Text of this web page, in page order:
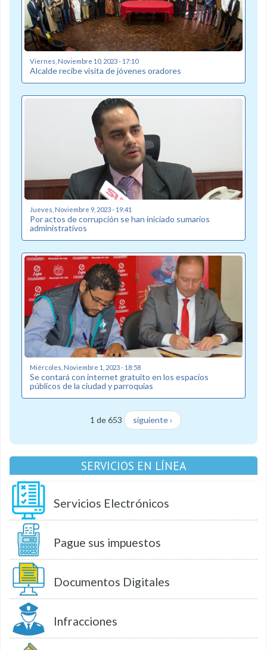
Viernes, Noviembre 10, 2023 - 17:10
Alcalde recibe visita de jóvenes oradores
Jueves, Noviembre 9, 2023 - 19:41
Por actos de corrupción se han iniciado sumarios
administrativos
Miércoles, Noviembre 1, 2023 - 18:58
Se contará con internet gratuito en los espacios
públicos de la ciudad y parroquias
1 de 653 siguiente ›
SERVICIOS EN LÍNEA
Servicios Electrónicos
Pague sus impuestos
Documentos Digitales
Infracciones